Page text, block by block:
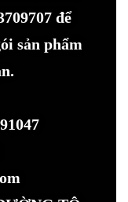
để
sản phẩm